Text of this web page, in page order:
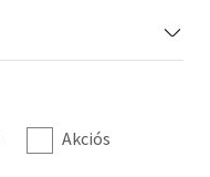
Akciós